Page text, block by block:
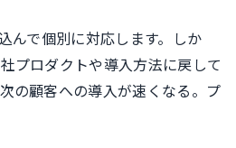
んで個別に対応します。しか
プロダクトや導入方法に戻して
の顧客への導入が速くなる。プ